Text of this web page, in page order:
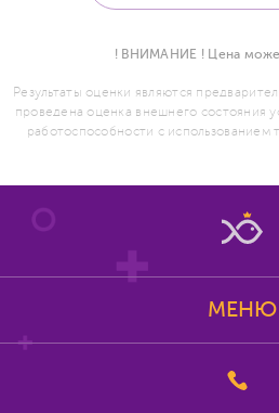
! ВНИМАНИЕ ! Цена
Результаты оценки являются
проведена оценка внешнего состояния
работоспособности с
МЕНЮ